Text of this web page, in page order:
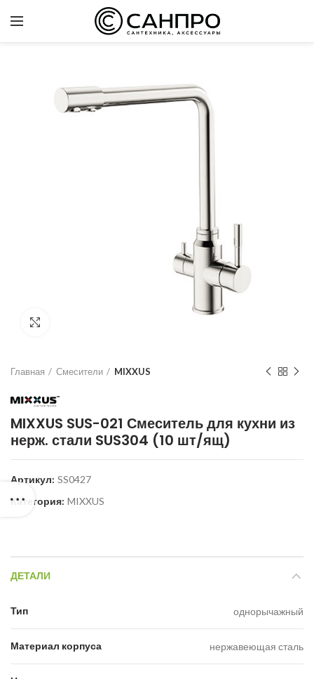
Главная Смесители MIXXUS
MIXXUS SUS-021 Смеситель для кухни из
нерж. стали SUS304 (10 шт/ящ)
Артикул: SS0427
Категория: MIXXUS
ДЕТАЛИ
Тип однорычажный
Материал корпуса нержавеющая сталь